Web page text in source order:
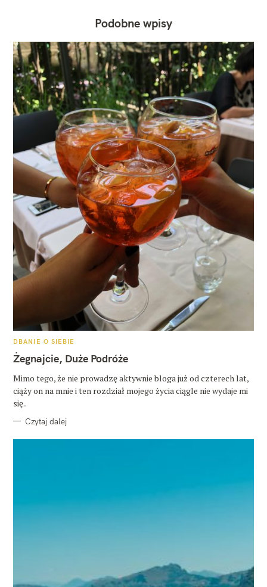
Podobne wpisy
K
T
E
O
R
I
DBANIE O SIEBIE
Żegnajcie, Duże Podróże
Mimo tego, że nie prowadzę aktywnie bloga już od czterech lat,
ciąży on na mnie i ten rozdział mojego życia ciągle nie wydaje mi
się..
Czytaj dalej